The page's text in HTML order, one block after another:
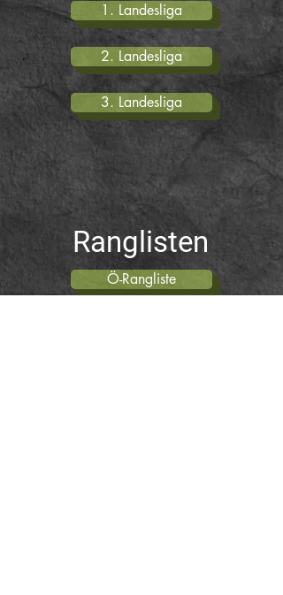
1. Landesliga
2. Landesliga
3. Landesliga
Ranglisten
Ö-Rangliste